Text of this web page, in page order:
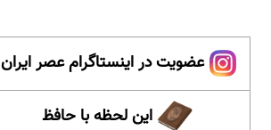
عضویت در اینستاگرام عصر ایران
این لحظه با حافظ